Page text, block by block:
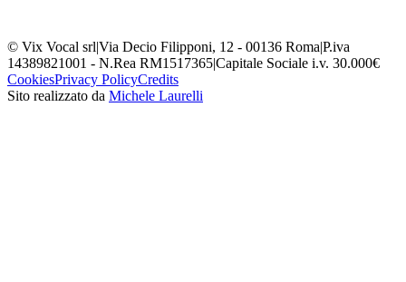
© Vix Vocal srl|Via Decio Filipponi, 12 - 00136 Roma|P.iva
14389821001 - N.Rea RM1517365|Capitale Sociale i.v. 30.000€
CookiesPrivacy PolicyCredits
Sito realizzato da Michele Laurelli